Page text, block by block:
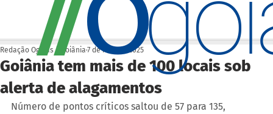
Goiânia tem mais de 100 locais sob
alerta de alagamentos
Redação Ogoiás | Goiânia 7 de nov. de 2025
Número de pontos críticos saltou de 57 para 135,